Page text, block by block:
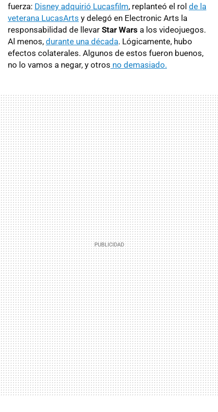
fuerza: Disney adquirió Lucasfilm, replanteó el rol de la
veterana LucasArts y delegó en Electronic Arts la
responsabilidad de llevar Star Wars a los videojuegos.
Al menos, durante una década. Lógicamente, hubo
efectos colaterales. Algunos de estos fueron buenos,
no lo vamos a negar, y otros no demasiado.